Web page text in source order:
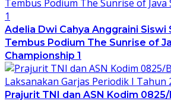
Adelia Dwi Cahya Anggraini Siswi
Tembus Podium The Sunrise of
Championship 1
Prajurit TNI dan ASN Kodim